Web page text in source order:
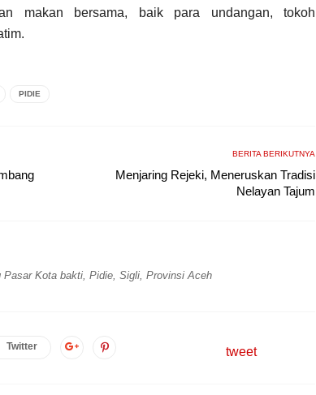
makan bersama, baik para undangan, tokoh
PIDIE
BERITA BERIKUTNYA
Menjaring Rejeki, Meneruskan Tradisi
Nelayan Tajum
Pasar Kota bakti, Pidie, Sigli, Provinsi Aceh
Twitter tweet